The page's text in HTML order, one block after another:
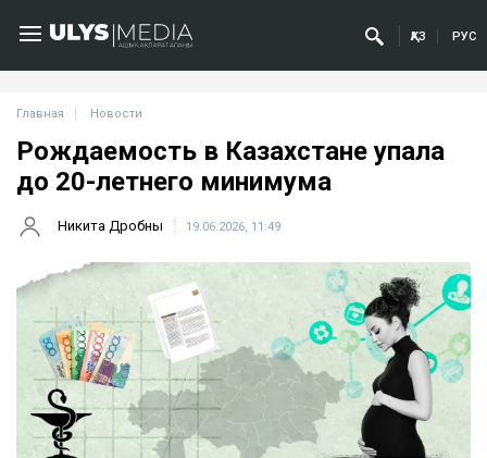
ҚАЗ РУС
Главная Новости
Рождаемость в Казахстане упала
до 20-летнего минимума
Никита Дробны 19.06.2026, 11:49